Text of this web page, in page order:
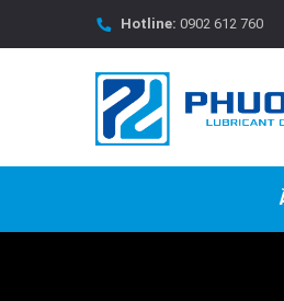
Hotline: 0902 612 760